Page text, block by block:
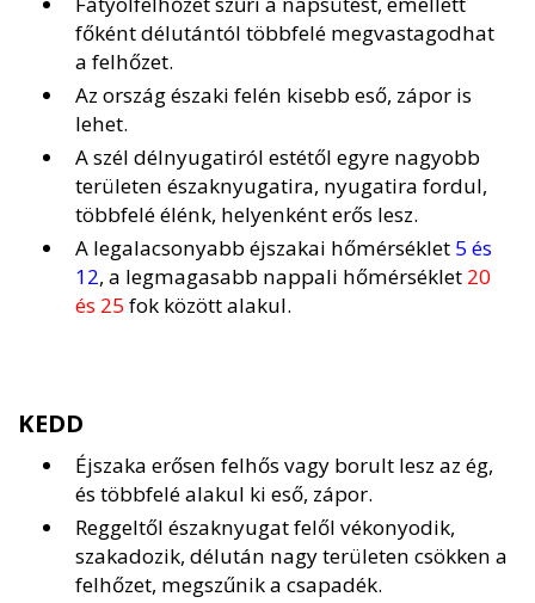
főként délutántól többfelé megvastagodhat
a felhőzet.
Az ország északi felén kisebb eső, zápor is
lehet.
A szél délnyugatiról estétől egyre nagyobb
területen északnyugatira, nyugatira fordul,
többfelé élénk, helyenként erős lesz.
A legalacsonyabb éjszakai hőmérséklet 5 és
12, a legmagasabb nappali hőmérséklet 20
és 25 fok között alakul.
KEDD
Éjszaka erősen felhős vagy borult lesz az ég,
és többfelé alakul ki eső, zápor.
Reggeltől északnyugat felől vékonyodik,
szakadozik, délután nagy területen csökken a
felhőzet, megszűnik a csapadék.